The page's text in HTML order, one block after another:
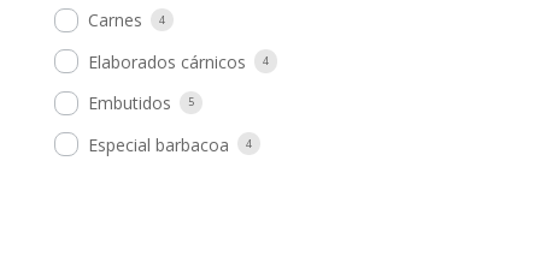
Carnes 4
Elaborados cárnicos 4
Embutidos 5
Especial barbacoa 4